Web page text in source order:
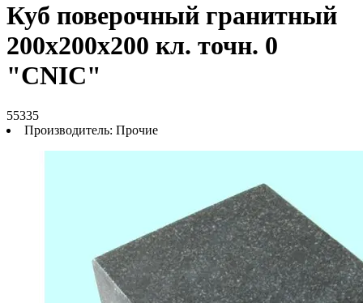
Куб поверочный гранитный
200х200х200 кл. точн. 0
"CNIC"
55335
Производитель: Прочие